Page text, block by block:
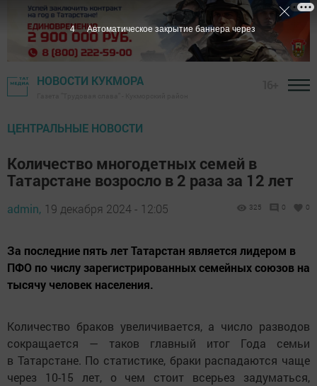
НОВОСТИ КУКМОРА
ЦЕНТРАЛЬНЫЕ НОВОСТИ
Количество многодетных семей в
Татарстане возросло в 2 раза за 12 лет
admin, 19 декабря 2024 - 12:05 325 0 0
За последние пять лет Татарстан является лидером в
ПФО по числу зарегистрированных семейных союзов на
тысячу человек населения.
Количество браков увеличивается, а число разводов
сокращается — таков главный итог Года семьи
в Татарстане. По статистике, браки распадаются чаще
через 10-15 лет, о чем стоит всерьез задуматься,
2 Автоматическое закрытие баннера через